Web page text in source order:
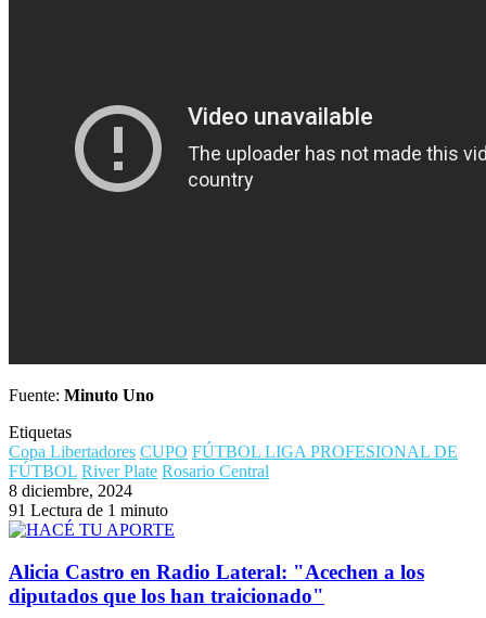
Fuente: Minuto Uno
Etiquetas
Copa Libertadores CUPO FÚTBOL LIGA PROFESIONAL DE
FÚTBOL River Plate Rosario Central
8 diciembre, 2024
91 Lectura de 1 minuto
Alicia Castro en Radio Lateral: "Acechen a los
diputados que los han traicionado"